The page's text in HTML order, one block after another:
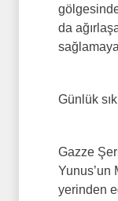
da
sağlamaya
Günlük
Gazze
Yunus’un
yerinden